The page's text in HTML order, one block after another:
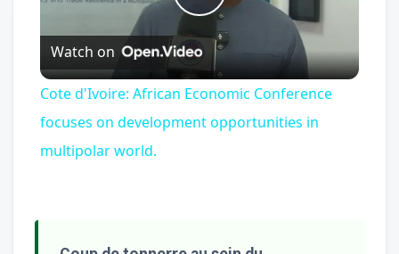
Play
Video
Watch on
Cote d'Ivoire: African Economic Conference
focuses on development opportunities in
multipolar world.